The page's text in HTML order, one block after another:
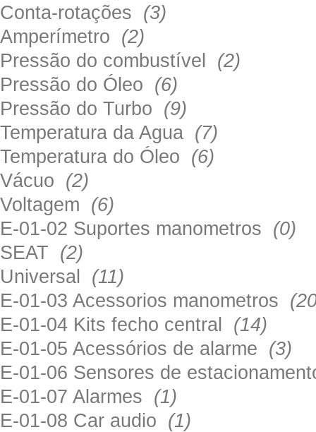
Conta-rotações (3)
Amperímetro (2)
Pressão do combustível (2)
Pressão do Óleo (6)
Pressão do Turbo (9)
Temperatura da Agua (7)
Temperatura do Óleo (6)
Vácuo (2)
Voltagem (6)
E-01-02 Suportes manometros (0)
SEAT (2)
Universal (11)
E-01-03 Acessorios manometros
E-01-04 Kits fecho central (14)
E-01-05 Acessórios de alarme (3)
E-01-06 Sensores de
E-01-07 Alarmes (1)
E-01-08 Car audio (1)